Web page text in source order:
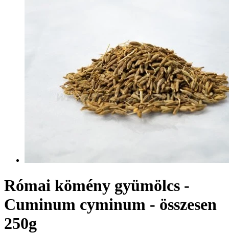
Római kömény gyümölcs -
Cuminum cyminum - összesen
250g